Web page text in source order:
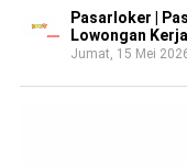
Pasarloker |
Lowongan Kerja
Jumat, 15 Mei